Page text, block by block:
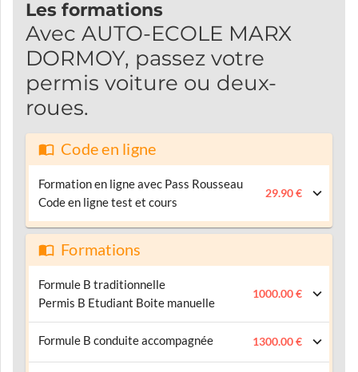
Les formations
Avec AUTO-ECOLE MARX
DORMOY, passez votre
permis voiture ou deux-
roues.
Code en ligne
Formation en ligne avec Pass Rousseau
Code en ligne test et cours
29.90 €
Formations
Formule B traditionnelle
Permis B Etudiant Boite manuelle
1000.00 €
Formule B conduite accompagnée 1300.00 €